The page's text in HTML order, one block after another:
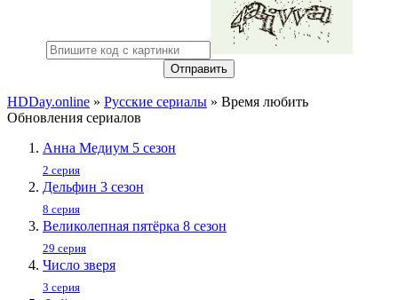
Отправить
HDDay.online » Русские сериалы » Время любить
Обновления сериалов
Анна Медиум 5 сезон
2 серия
Дельфин 3 сезон
8 серия
Великолепная пятёрка 8 сезон
29 серия
Число зверя
3 серия